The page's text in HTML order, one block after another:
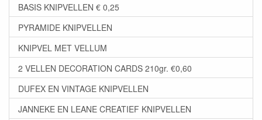
BASIS KNIPVELLEN € 0,25
PYRAMIDE KNIPVELLEN
KNIPVEL MET VELLUM
2 VELLEN DECORATION CARDS 210gr. €0,60
DUFEX EN VINTAGE KNIPVELLEN
JANNEKE EN LEANE CREATIEF KNIPVELLEN